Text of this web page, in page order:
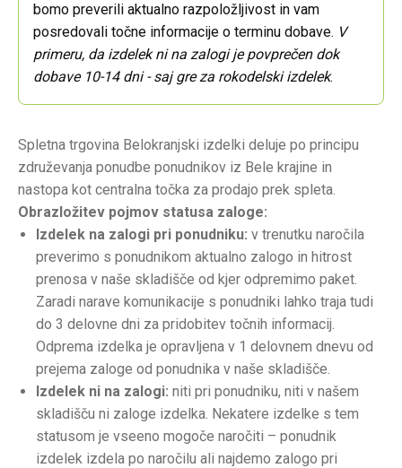
bomo preverili aktualno razpoložljivost in vam
posredovali točne informacije o terminu dobave. V
primeru, da izdelek ni na zalogi je povprečen dok
dobave 10-14 dni - saj gre za rokodelski izdelek.
Spletna trgovina Belokranjski izdelki deluje po principu
združevanja ponudbe ponudnikov iz Bele krajine in
nastopa kot centralna točka za prodajo prek spleta.
Obrazložitev pojmov statusa zaloge:
Izdelek na zalogi pri ponudniku: v trenutku naročila
preverimo s ponudnikom aktualno zalogo in hitrost
prenosa v naše skladišče od kjer odpremimo paket.
Zaradi narave komunikacije s ponudniki lahko traja tudi
do 3 delovne dni za pridobitev točnih informacij.
Odprema izdelka je opravljena v 1 delovnem dnevu od
prejema zaloge od ponudnika v naše skladišče.
Izdelek ni na zalogi: niti pri ponudniku, niti v našem
skladišču ni zaloge izdelka. Nekatere izdelke s tem
statusom je vseeno mogoče naročiti – ponudnik
izdelek izdela po naročilu ali najdemo zalogo pri